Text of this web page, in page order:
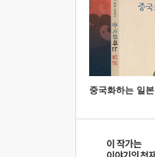
중국화하는 일본